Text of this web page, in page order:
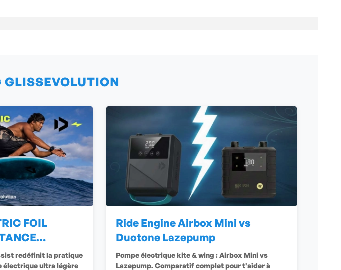
GLISSEVOLUTION
FOIL
redéfinit la pratique
électrique ultra légère
Ride Engine Airbox Mini vs
Duotone Lazepump
Pompe électrique kite & wing : Airbox Mini vs
Lazepump. Comparatif complet pour t'aider à